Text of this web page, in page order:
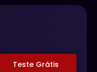
Teste Grátis